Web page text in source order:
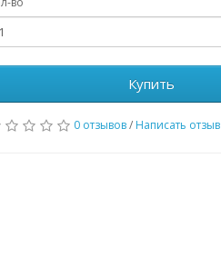
Купить
0 отзывов/ Написать отзыв